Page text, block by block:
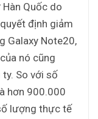
Quốc do
định giảm
Galaxy Note20,
nó cũng
So với số
hơn 900.000
lượng thực tế